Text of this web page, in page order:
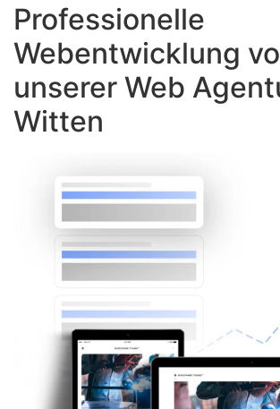
Professionelle
Webentwicklung
unserer Web
Witten